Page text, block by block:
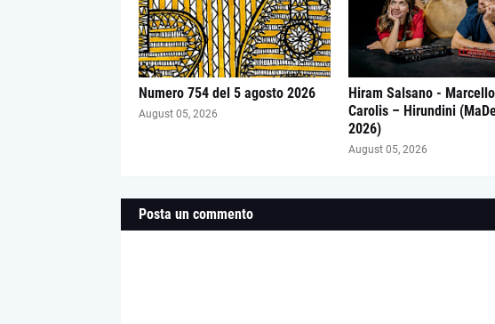
Numero 754 del 5 agosto 2026
August 05, 2026
Hiram Salsano -
Carolis – Hirundini
2026)
August 05, 2026
Posta un commento